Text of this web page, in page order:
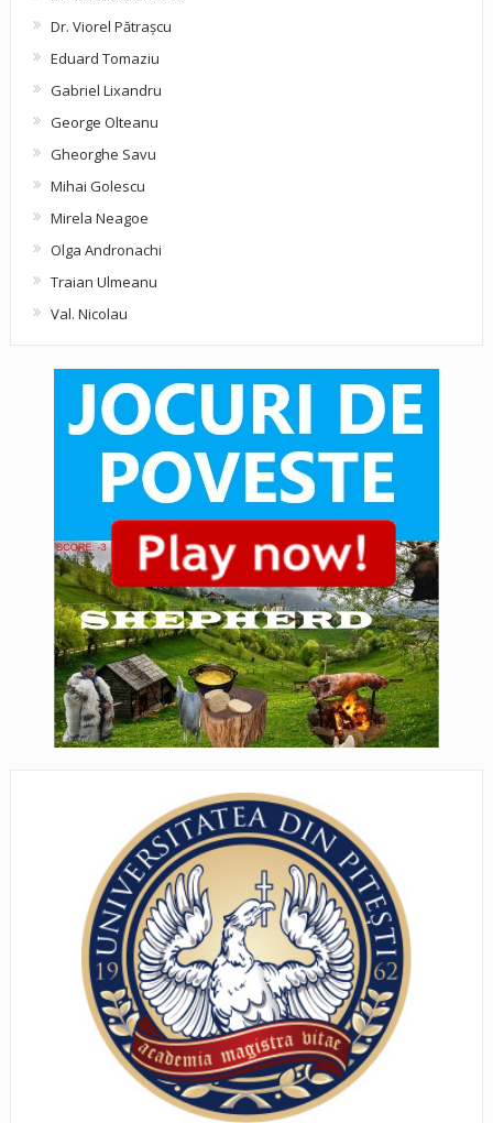
Dr. Viorel Pătraşcu
Eduard Tomaziu
Gabriel Lixandru
George Olteanu
Gheorghe Savu
Mihai Golescu
Mirela Neagoe
Olga Andronachi
Traian Ulmeanu
Val. Nicolau